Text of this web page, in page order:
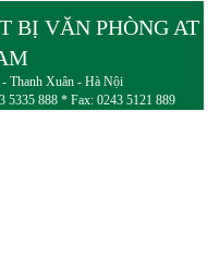
BỊ VĂN PHÒNG AT
Thanh Xuân - Hà Nội
5335 888 * Fax: 0243 5121 889